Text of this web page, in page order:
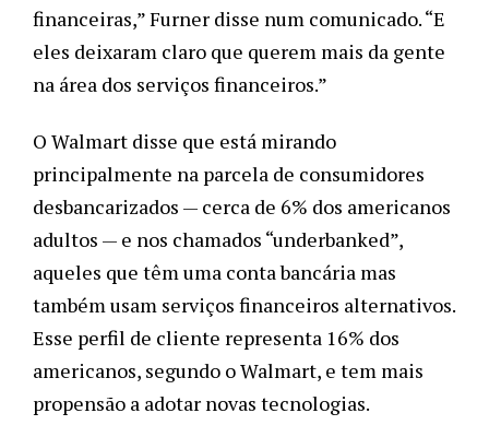
financeiras,” Furner disse num comunicado. “E
eles deixaram claro que querem mais da gente
na área dos serviços financeiros.”
O Walmart disse que está mirando
principalmente na parcela de consumidores
desbancarizados — cerca de 6% dos americanos
adultos — e nos chamados “underbanked”,
aqueles que têm uma conta bancária mas
também usam serviços financeiros alternativos.
Esse perfil de cliente representa 16% dos
americanos, segundo o Walmart, e tem mais
propensão a adotar novas tecnologias.